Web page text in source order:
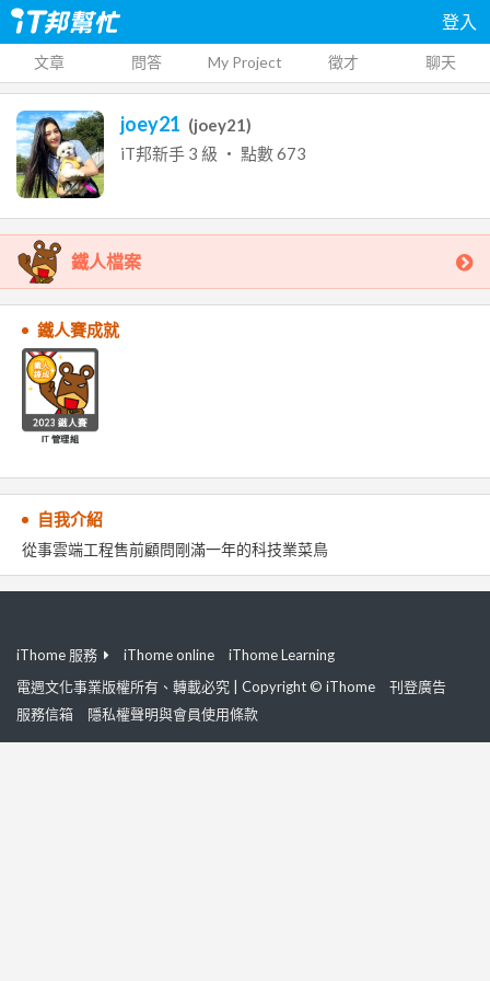
登入
文章 問答 My Project 徵才 聊天
joey21 (joey21)
iT邦新手 3 級 ‧ 點數673
鐵人檔案
鐵人賽成就
自我介紹
從事雲端工程售前顧問剛滿一年的科技業菜鳥
iThome 服務 iThome online
iThome Learning
電週文化事業版權所有、轉載必究 | Copyright © iThome
刊登廣告
服務信箱
隱私權聲明與會員使用條款